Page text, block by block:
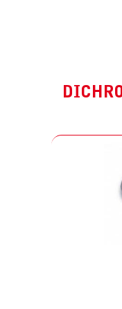
PIÈCE